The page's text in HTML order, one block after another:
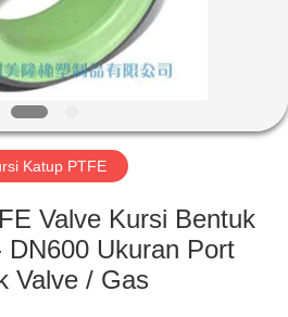
Katup PTFE
Valve Kursi Bentuk
DN600 Ukuran Port
Valve / Gas